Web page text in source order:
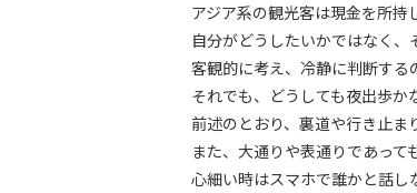
アジア系の観光客は現金を所持
自分がどうしたいかではなく、
客観的に考え、冷静に判断する
それでも、どうしても夜出歩か
前述のとおり、裏道や行き止ま
また、大通りや表通りであって
心細い時はスマホで誰かと話し